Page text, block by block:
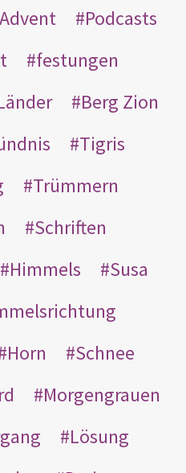
Advent
Podcasts
festungen
Berg Zion
Tigris
Trümmern
Schriften
Himmels
Susa
Horn
Schnee
Morgengrauen
Lösung